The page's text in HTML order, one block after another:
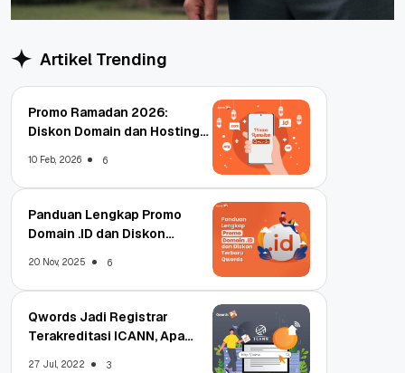
Artikel Trending
Promo Ramadan 2026:
Diskon Domain dan Hosting
10 Feb, 2026 6
Panduan Lengkap Promo
Domain .ID dan Diskon
20 Nov, 2025 6
Qwords Jadi Registrar
Terakreditasi ICANN, Apa
27 Jul, 2022 3